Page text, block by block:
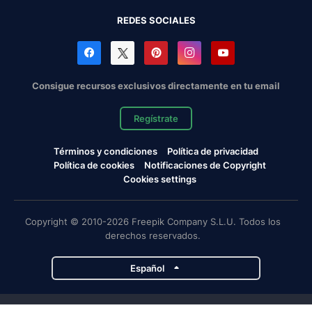
REDES SOCIALES
Consigue recursos exclusivos directamente en tu email
Regístrate
Términos y condiciones
Política de privacidad
Política de cookies
Notificaciones de Copyright
Cookies settings
Copyright © 2010-2026 Freepik Company S.L.U. Todos los
derechos reservados.
Español